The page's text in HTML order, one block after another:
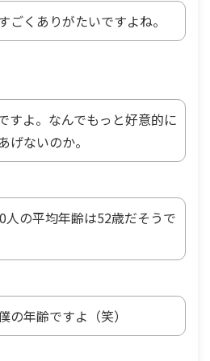
ごくありがたいですよね。
すよ。なんでもっと好意的に
げないのか。
人の平均年齢は52歳だそうで
の年齢ですよ（笑）